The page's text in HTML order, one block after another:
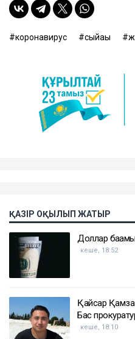
коронавирус сыйақы
ҚАЗІР ОҚЫЛЫП ЖАТЫР
Доллар
кеше, 18:52
Қайсар Қамза
Бас
кеше, 18:10